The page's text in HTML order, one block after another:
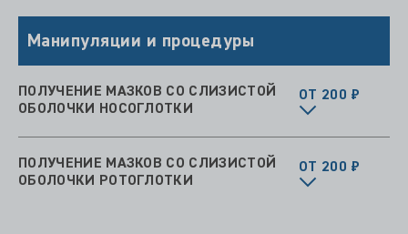
Манипуляции и процедуры
ПОЛУЧЕНИЕ МАЗКОВ СО СЛИЗИСТОЙ
ОБОЛОЧКИ НОСОГЛОТКИ
ОТ 200 ₽
ПОЛУЧЕНИЕ МАЗКОВ СО СЛИЗИСТОЙ
ОБОЛОЧКИ РОТОГЛОТКИ
ОТ 200 ₽